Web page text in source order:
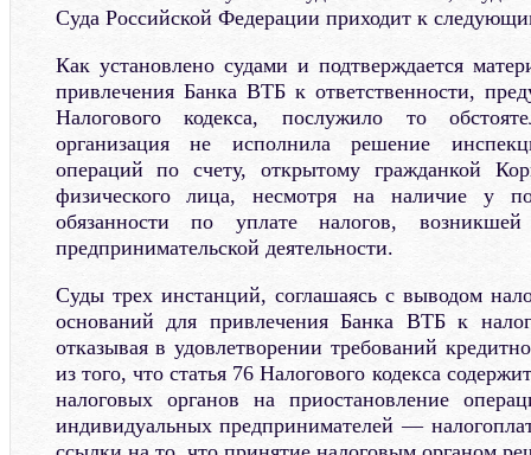
Суда Российской Федерации приходит к
Как установлено судами и подтверждается
привлечения Банка ВТБ к ответственности,
Налогового кодекса, послужило то
организация не исполнила решение
операций по счету, открытому гражданкой
физического лица, несмотря на наличие у
обязанности по уплате налогов,
предпринимательской деятельности.
Суды трех инстанций, соглашаясь с выводом
оснований для привлечения Банка ВТБ к
отказывая в удовлетворении требований
из того, что статья 76 Налогового кодекса
налоговых органов на приостановление
индивидуальных предпринимателей —